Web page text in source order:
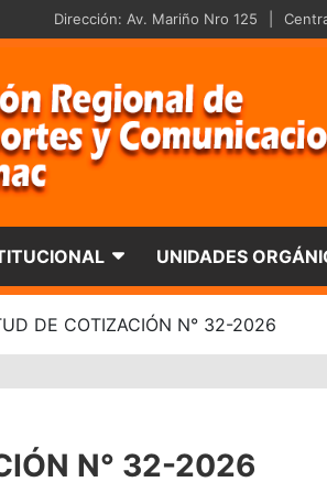
Dirección: Av. Mariño Nro 125
De
UNIDADES
DE COTIZACIÓN N° 32-2026
N° 32-2026